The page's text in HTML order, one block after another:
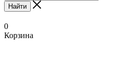
Найти
0
Корзина